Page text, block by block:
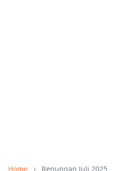
Home Renungan Juli 2025